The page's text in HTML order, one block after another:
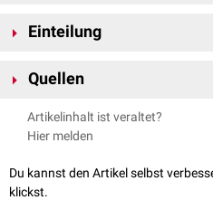
Substitution (SN2-Reaktion). Hierbei
Stickstoffatom
angegriffen wird. Nach der
der Transfer der Methylgruppe statt
Adenosylhomocystein
Einteilung
Methyltransferasen
...nach Substrat
RNA-Methyltransferasen
Protein-Methyltransferasen
Quellen
Petrossian und Clarke
Methyltransferasome
Artikelinhalt ist veraltet?
Hier melden
Du kannst den Artikel selbst
klickst.